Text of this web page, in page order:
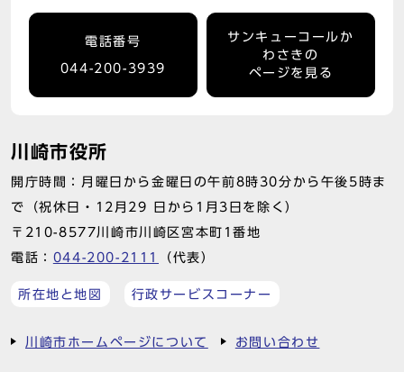
電話番号
044-200-3939
サンキューコールか
わさきの
ページを見る
川崎市役所
開庁時間：月曜日から金曜日の午前8時30分から午後5時ま
で（祝休日・12月29 日から1月3日を除く）
〒210-8577川崎市川崎区宮本町1番地
電話： 044-200-2111 （代表）
所在地と地図 行政サービスコーナー
川崎市ホームページについて お問い合わせ